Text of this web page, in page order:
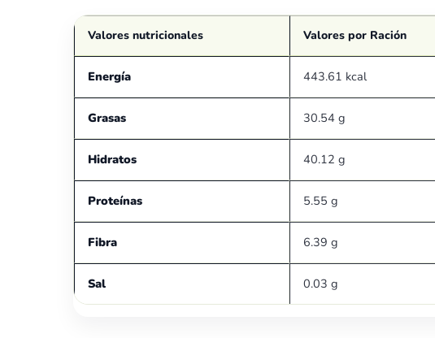
Valores nutricionales Valores por Ración
Energía 443.61 kcal
Grasas 30.54 g
Hidratos 40.12 g
Proteínas 5.55 g
Fibra 6.39 g
Sal 0.03 g